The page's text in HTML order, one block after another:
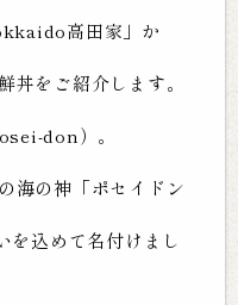
高田家」か
丼をご紹介します。
don）。
海の神「ポセイドン
を込めて名付けまし